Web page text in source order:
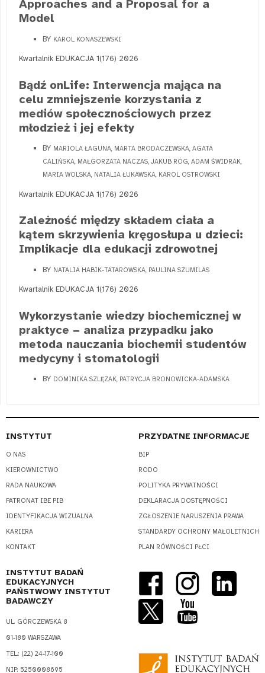
Approaches and a Proposal for a
Model
BY KAROL KONASZEWSKI
Kwartalnik EDUKACJA 1(176) 2026
Bądź onLife: Interwencja mająca na
celu zmniejszenie korzystania z
mediów społecznościowych przez
młodzież i jej efekty
BY MARIOLA ŁAGUNA, MARTA BRODACZEWSKA, AGATA
CALIŃSKA, MAŁGORZATA NACZAS, JAKUB RÓG, ADAM ŚWIDRAK,
MARIA WOLSKA, NATALIA ŁUKAWSKA, KAROL OSTROWSKI
Kwartalnik EDUKACJA 1(176) 2026
Zależność między składem ciała a
kątem skrzywienia kręgosłupa u dzieci:
Implikacje dla edukacji zdrowotnej
BY NATALIA HABIK-TATAROWSKA, PAULINA SZUMILAS
Kwartalnik EDUKACJA 1(176) 2026
Wykorzystanie wiedzy biochemicznej w
praktyce − analiza przypadku jako
metoda nauczania biochemii studentów
medycyny i stomatologii
BY DOMINIKA SZLĘZAK, PATRYCJA BRONOWICKA-ADAMSKA
INSTYTUT
O NAS
KIEROWNICTWO
RADA NAUKOWA
PATRONAT IBE PIB
IDENTYFIKACJA WIZUALNA
KARIERA
KONTAKT
PRZYDATNE INFORMACJE
BIP
RODO
POLITYKA PRYWATNOŚCI
DEKLARACJA DOSTĘPNOŚCI
ZGŁOSZENIE NARUSZENIA PRAWA
STANDARDY OCHRONY MAŁOLETNICH
PLAN RÓWNOŚCI PŁCI
INSTYTUT BADAŃ
EDUKACYJNYCH
PAŃSTWOWY INSTYTUT
BADAWCZY
UL. GÓRCZEWSKA 8
01-180 WARSZAWA
TEL.: (22) 24-17-100
NIP: 5250008695